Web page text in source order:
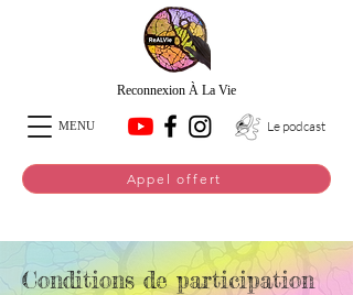
Reconnexion À La Vie
MENU Le podcast
Appel offert
Conditions de participation